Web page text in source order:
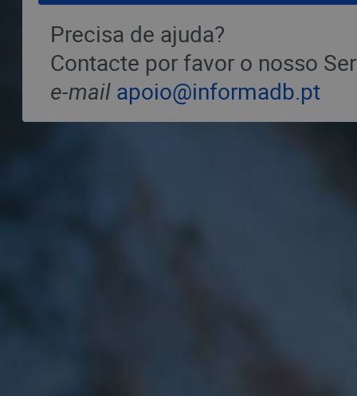
Precisa de ajuda?
Contacte por favor o nosso
e-mail apoio@informadb.pt